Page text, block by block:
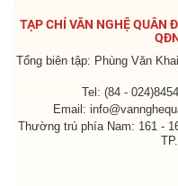
TẠP CHÍ VĂN NGHỆ QUÂN
Tổng biên tập: Phùng Văn
Tel: (84 -
Email:
Thường trú phía Nam: 161 -